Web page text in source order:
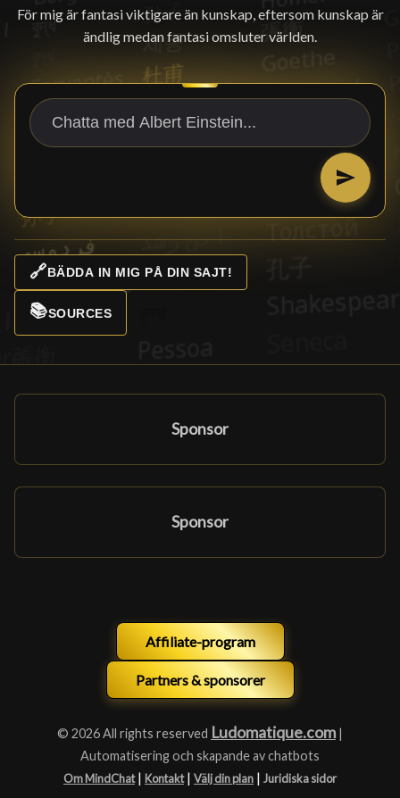
För mig är fantasi viktigare än kunskap, eftersom kunskap är
ändlig medan fantasi omsluter världen.
🔗BÄDDA IN MIG PÅ DIN SAJT!
📚SOURCES
Sponsor
Sponsor
Affiliate-program
Partners & sponsorer
© 2026 All rights reserved Ludomatique.com |
Automatisering och skapande av chatbots
Om MindChat | Kontakt | Välj din plan | Juridiska sidor